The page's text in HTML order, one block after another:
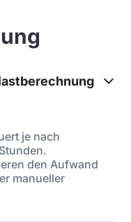
je nach
den Aufwand
manueller